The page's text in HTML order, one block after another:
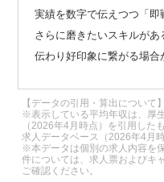
実績を数字で伝えつつ「
さらに磨きたいスキルが
伝わり好印象に繋がる場合
【データの引用・算出について】
※表示している平均年収は、厚
（2026年4月時点）を引用した
求人データベース（2026年4月
※本データは個別の求人内容を
件については、求人票およびキ
ご確認ください。